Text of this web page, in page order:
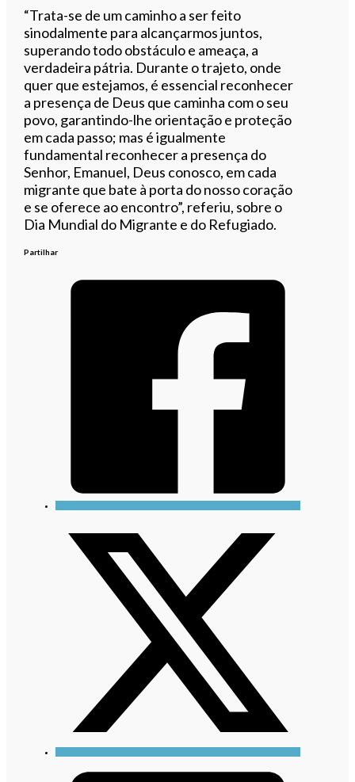
“Trata-se de um caminho a ser feito
sinodalmente para alcançarmos juntos,
superando todo obstáculo e ameaça, a
verdadeira pátria. Durante o trajeto, onde
quer que estejamos, é essencial reconhecer
a presença de Deus que caminha com o seu
povo, garantindo-lhe orientação e proteção
em cada passo; mas é igualmente
fundamental reconhecer a presença do
Senhor, Emanuel, Deus conosco, em cada
migrante que bate à porta do nosso coração
e se oferece ao encontro”, referiu, sobre o
Dia Mundial do Migrante e do Refugiado.
Partilhar